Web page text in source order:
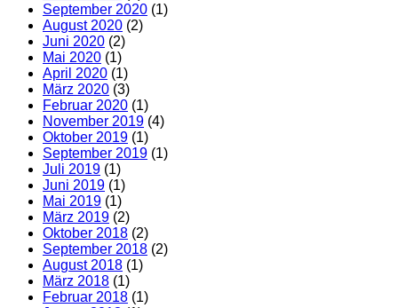
September 2020 (1)
August 2020 (2)
Juni 2020 (2)
Mai 2020 (1)
April 2020 (1)
März 2020 (3)
Februar 2020 (1)
November 2019 (4)
Oktober 2019 (1)
September 2019 (1)
Juli 2019 (1)
Juni 2019 (1)
Mai 2019 (1)
März 2019 (2)
Oktober 2018 (2)
September 2018 (2)
August 2018 (1)
März 2018 (1)
Februar 2018 (1)